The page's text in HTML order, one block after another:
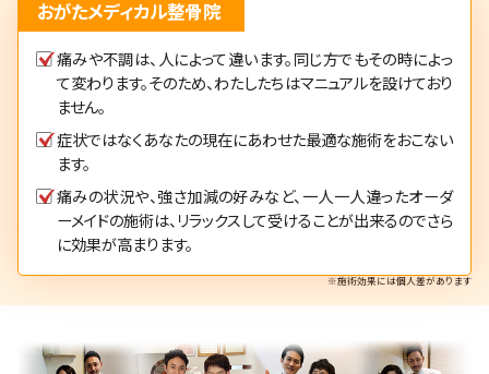
おがたメディカル整骨院
痛みや不調は、人によって違います。同じ方でもその時によっ
て変わります。そのため、わたしたちはマニュアルを設けており
ません。
症状ではなくあなたの現在にあわせた最適な施術をおこない
ます。
痛みの状況や、強さ加減の好みなど、一人一人違ったオーダ
ーメイドの施術は、リラックスして受けることが出来るのでさら
に効果が高まります。
※施術効果には個人差があります